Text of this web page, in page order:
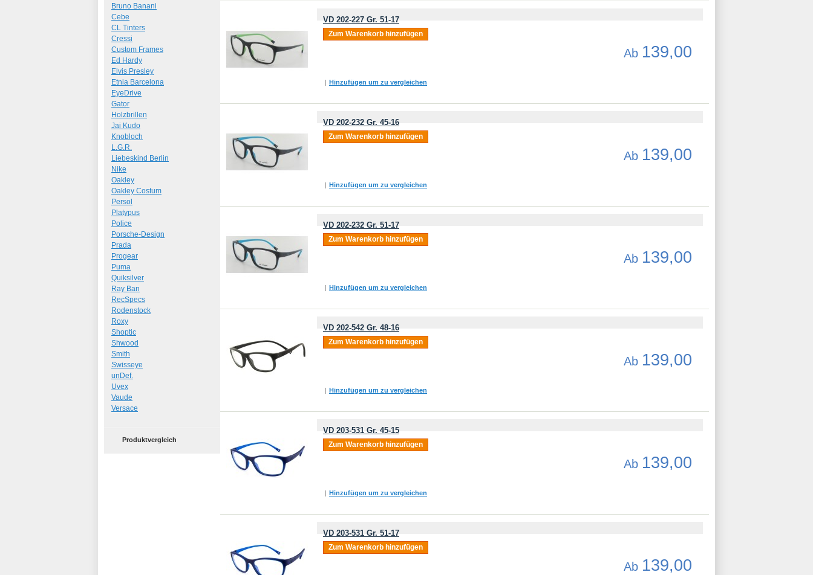
VD 202-227 Gr. 51-17
Ab 139,00
Zum Warenkorb hinzufügen
| Hinzufügen um zu vergleichen
VD 202-232 Gr. 45-16
Ab 139,00
Zum Warenkorb hinzufügen
| Hinzufügen um zu vergleichen
VD 202-232 Gr. 51-17
Ab 139,00
Zum Warenkorb hinzufügen
| Hinzufügen um zu vergleichen
VD 202-542 Gr. 48-16
Ab 139,00
Zum Warenkorb hinzufügen
| Hinzufügen um zu vergleichen
VD 203-531 Gr. 45-15
Ab 139,00
Zum Warenkorb hinzufügen
| Hinzufügen um zu vergleichen
VD 203-531 Gr. 51-17
Ab 139,00
Zum Warenkorb hinzufügen
Bruno Banani
Cebe
CL Tinters
Cressi
Custom Frames
Ed Hardy
Elvis Presley
Etnia Barcelona
EyeDrive
Gator
Holzbrillen
Jai Kudo
Knobloch
L.G.R.
Liebeskind Berlin
Nike
Oakley
Oakley Costum
Persol
Platypus
Police
Porsche-Design
Prada
Progear
Puma
Quiksilver
Ray Ban
RecSpecs
Rodenstock
Roxy
Shoptic
Shwood
Smith
Swisseye
unDef.
Uvex
Vaude
Versace
Produktvergleich